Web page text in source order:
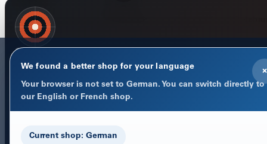
Impressum
×
We found a better shop for your language
Your browser is not set to German. You can switch directly to
our English or French shop.
Current shop: German
COOKIE-HINWEIS
Datenschutz im Fokus
Notwendige Cookies halten Warenkorb, Sprache und
stabil. Optionale Statistik-Cookies helfen uns, den Shop